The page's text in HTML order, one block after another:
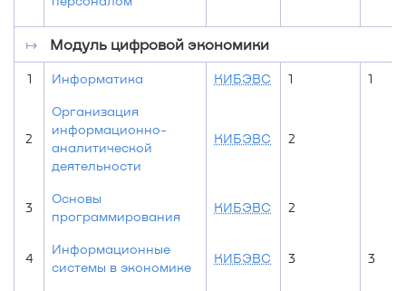
↦ Модуль цифровой экономики
1 Информатика КИБЭВС 1 1
2
Организация
информационно-
аналитической
деятельности
КИБЭВС 2
3
Основы
программирования
КИБЭВС 2
4
Информационные
системы в экономике
КИБЭВС 3 3